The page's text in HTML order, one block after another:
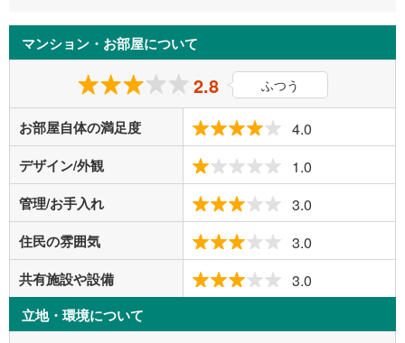
マンション・お部屋について
2.8 ふつう
お部屋自体の満足度 4.0
デザイン/外観 1.0
管理/お手入れ 3.0
住民の雰囲気 3.0
共有施設や設備 3.0
立地・環境について